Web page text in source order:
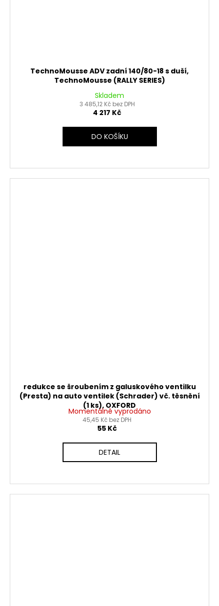
TechnoMousse ADV zadní 140/80-18 s duší,
TechnoMousse (RALLY SERIES)
Skladem
3 485,12 Kč bez DPH
4 217 Kč
DO KOŠÍKU
redukce se šroubením z galuskového ventilku
(Presta) na auto ventilek (Schrader) vč. těsnění
(1 ks), OXFORD
Momentálně vyprodáno
45,45 Kč bez DPH
55 Kč
DETAIL